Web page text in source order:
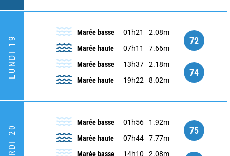
LUNDI 19
Marée basse 01h21
2.08m
Marée haute
07h11 7.66m
72
Marée basse 13h37
2.18m
Marée haute
19h22 8.02m
74
MARDI 20
Marée basse 01h56
1.92m
Marée haute
07h44 7.77m
75
Marée basse 14h10
2.08m